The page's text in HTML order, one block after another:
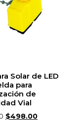
Solar de LED
para
de
Vial
$498.00